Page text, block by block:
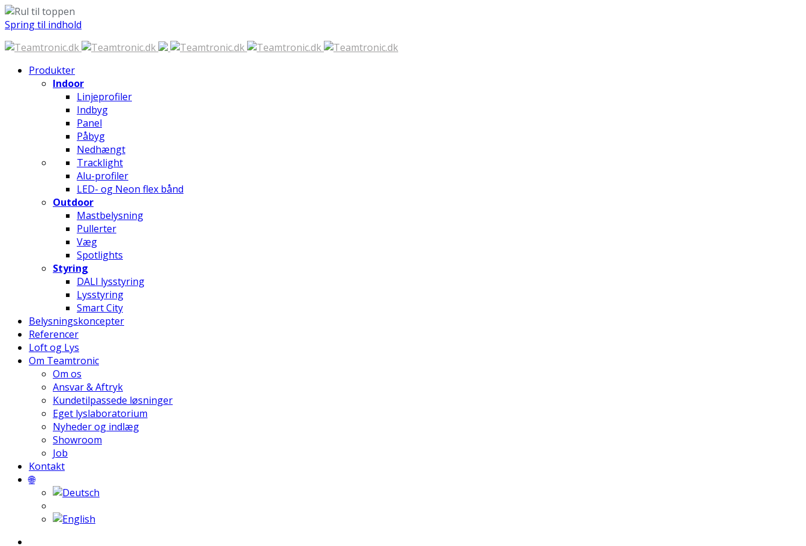
Spring til indhold
Produkter
Indoor
Linjeprofiler
Indbyg
Panel
Påbyg
Nedhængt
Tracklight
Alu-profiler
LED- og Neon flex bånd
Outdoor
Mastbelysning
Pullerter
Væg
Spotlights
Styring
DALI lysstyring
Lysstyring
Smart City
Belysningskoncepter
Referencer
Loft og Lys
Om Teamtronic
Om os
Ansvar & Aftryk
Kundetilpassede løsninger
Eget lyslaboratorium
Nyheder og indlæg
Showroom
Job
Kontakt
🌐